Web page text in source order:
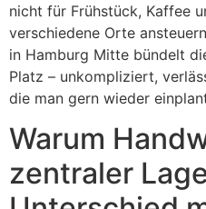
nicht für Frühstück, Kaffee
verschiedene Orte
in Hamburg Mitte bündelt
Platz – unkompliziert,
die man gern wieder
Warum
zentraler